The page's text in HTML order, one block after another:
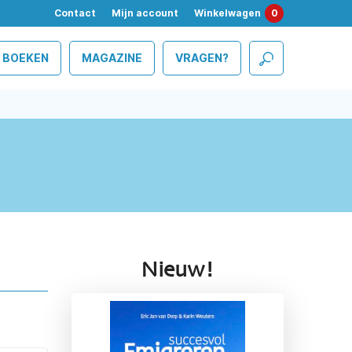
Contact Mijn account Winkelwagen 0
BOEKEN MAGAZINE VRAGEN?
Nieuw!